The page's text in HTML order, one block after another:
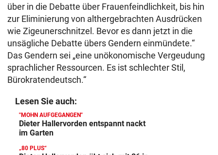
über in die Debatte über Frauenfeindlichkeit, bis hin
zur Eliminierung von althergebrachten Ausdrücken
wie Zigeunerschnitzel. Bevor es dann jetzt in die
unsägliche Debatte übers Gendern einmündete.“
Das Gendern sei „eine unökonomische Vergeudung
sprachlicher Ressourcen. Es ist schlechter Stil,
Bürokratendeutsch.“
Lesen Sie auch:
"MOHN AUFGEGANGEN"
Dieter Hallervorden entspannt nackt
im Garten
„80 PLUS“